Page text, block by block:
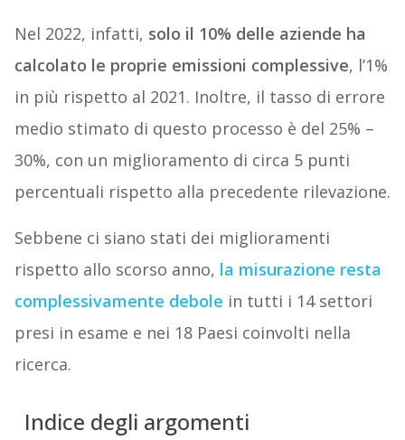
Nel 2022, infatti, solo il 10% delle aziende ha
calcolato le proprie emissioni complessive, l’1%
in più rispetto al 2021. Inoltre, il tasso di errore
medio stimato di questo processo è del 25% –
30%, con un miglioramento di circa 5 punti
percentuali rispetto alla precedente rilevazione.
Sebbene ci siano stati dei miglioramenti
rispetto allo scorso anno, la misurazione resta
complessivamente debole in tutti i 14 settori
presi in esame e nei 18 Paesi coinvolti nella
ricerca.
Indice degli argomenti